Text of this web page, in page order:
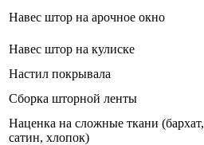
Навес штор на арочное окно
Навес штор на кулиске
Настил покрывала
Сборка шторной ленты
Наценка на сложные ткани (бархат,
сатин, хлопок)